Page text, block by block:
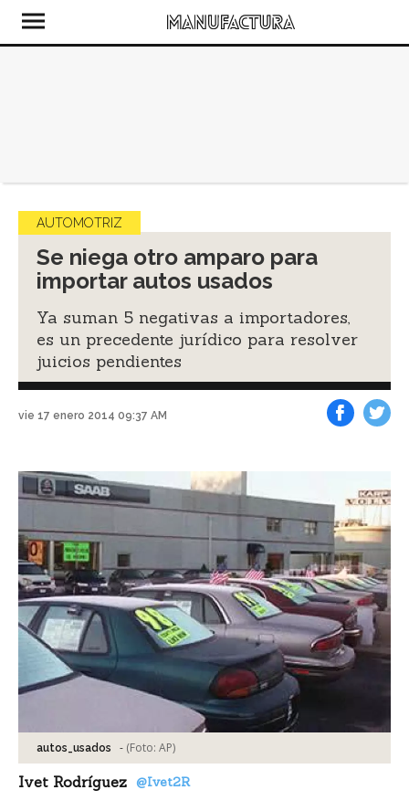
AUTOMOTRIZ
Se niega otro amparo para
importar autos usados
Ya suman 5 negativas a importadores,
es un precedente jurídico para resolver
juicios pendientes
vie 17 enero 2014 09:37 AM
autos_usados - (Foto: AP)
Ivet Rodríguez @Ivet2R